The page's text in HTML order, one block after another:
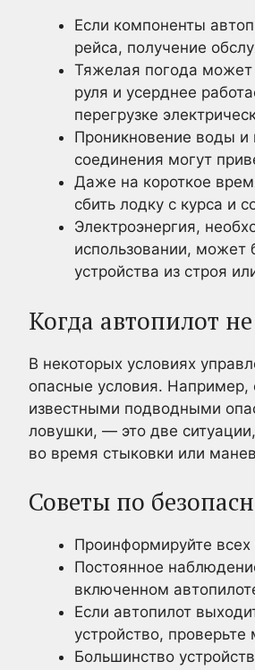
Если компоненты
рейса, получение
Тяжелая погода может
руля и усерднее
перегрузке
Проникновение воды и
соединения могут
Даже на короткое
сбить лодку с курса и
Электроэнергия,
использовании, может
устройства из строя
Когда автопилот
В некоторых условиях
опасные условия.
известными подводными
ловушки, — это две
во время стыковки или
Советы по
Проинформируйте
Постоянное
включенном
Если автопилот
устройство,
Большинство